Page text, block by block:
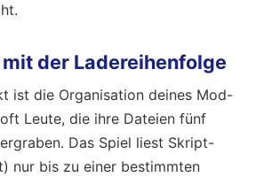
der Ladereihenfolge
ist die Organisation deines Mod-
Leute, die ihre Dateien fünf
Das Spiel liest Skript-
nur bis zu einer bestimmten